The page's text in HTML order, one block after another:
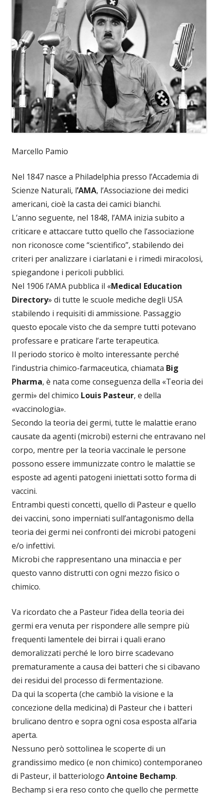
Marcello Pamio
Nel 1847 nasce a Philadelphia presso l’Accademia di
Scienze Naturali, l’AMA, l’Associazione dei medici
americani, cioè la casta dei camici bianchi.
L’anno seguente, nel 1848, l’AMA inizia subito a
criticare e attaccare tutto quello che l’associazione
non riconosce come “scientifico”, stabilendo dei
criteri per analizzare i ciarlatani e i rimedi miracolosi,
spiegandone i pericoli pubblici.
Nel 1906 l’AMA pubblica il «Medical Education
Directory» di tutte le scuole mediche degli USA
stabilendo i requisiti di ammissione. Passaggio
questo epocale visto che da sempre tutti potevano
professare e praticare l’arte terapeutica.
Il periodo storico è molto interessante perché
l’industria chimico-farmaceutica, chiamata Big
Pharma, è nata come conseguenza della «Teoria dei
germi» del chimico Louis Pasteur, e della
«vaccinologia».
Secondo la teoria dei germi, tutte le malattie erano
causate da agenti (microbi) esterni che entravano nel
corpo, mentre per la teoria vaccinale le persone
possono essere immunizzate contro le malattie se
esposte ad agenti patogeni iniettati sotto forma di
vaccini.
Entrambi questi concetti, quello di Pasteur e quello
dei vaccini, sono imperniati sull’antagonismo della
teoria dei germi nei confronti dei microbi patogeni
e/o infettivi.
Microbi che rappresentano una minaccia e per
questo vanno distrutti con ogni mezzo fisico o
chimico.
Va ricordato che a Pasteur l’idea della teoria dei
germi era venuta per rispondere alle sempre più
frequenti lamentele dei birrai i quali erano
demoralizzati perché le loro birre scadevano
prematuramente a causa dei batteri che si cibavano
dei residui del processo di fermentazione.
Da qui la scoperta (che cambiò la visione e la
concezione della medicina) di Pasteur che i batteri
brulicano dentro e sopra ogni cosa esposta all’aria
aperta.
Nessuno però sottolinea le scoperte di un
grandissimo medico (e non chimico) contemporaneo
di Pasteur, il batteriologo Antoine Bechamp.
Bechamp si era reso conto che quello che permette